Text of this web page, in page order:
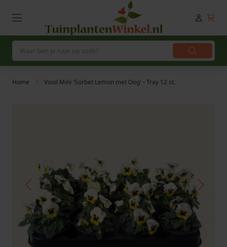
Home Viool Mini 'Sorbet Lemon met Oog' - Tray 12 st.